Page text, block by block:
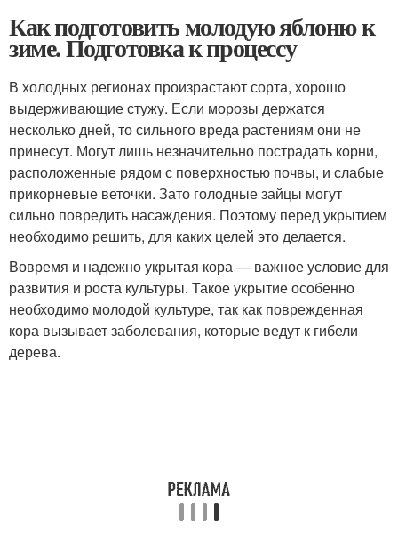
Как подготовить молодую яблоню к
зиме. Подготовка к процессу
В холодных регионах произрастают сорта, хорошо
выдерживающие стужу. Если морозы держатся
несколько дней, то сильного вреда растениям они не
принесут. Могут лишь незначительно пострадать корни,
расположенные рядом с поверхностью почвы, и слабые
прикорневые веточки. Зато голодные зайцы могут
сильно повредить насаждения. Поэтому перед укрытием
необходимо решить, для каких целей это делается.
Вовремя и надежно укрытая кора — важное условие для
развития и роста культуры. Такое укрытие особенно
необходимо молодой культуре, так как поврежденная
кора вызывает заболевания, которые ведут к гибели
дерева.